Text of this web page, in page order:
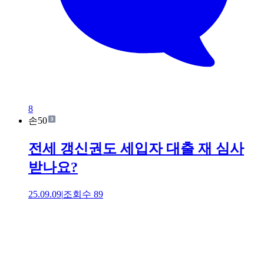
8
손50
전세 갱신권도 세입자 대출 재 심사
받나요?
25.09.09|조회수 89